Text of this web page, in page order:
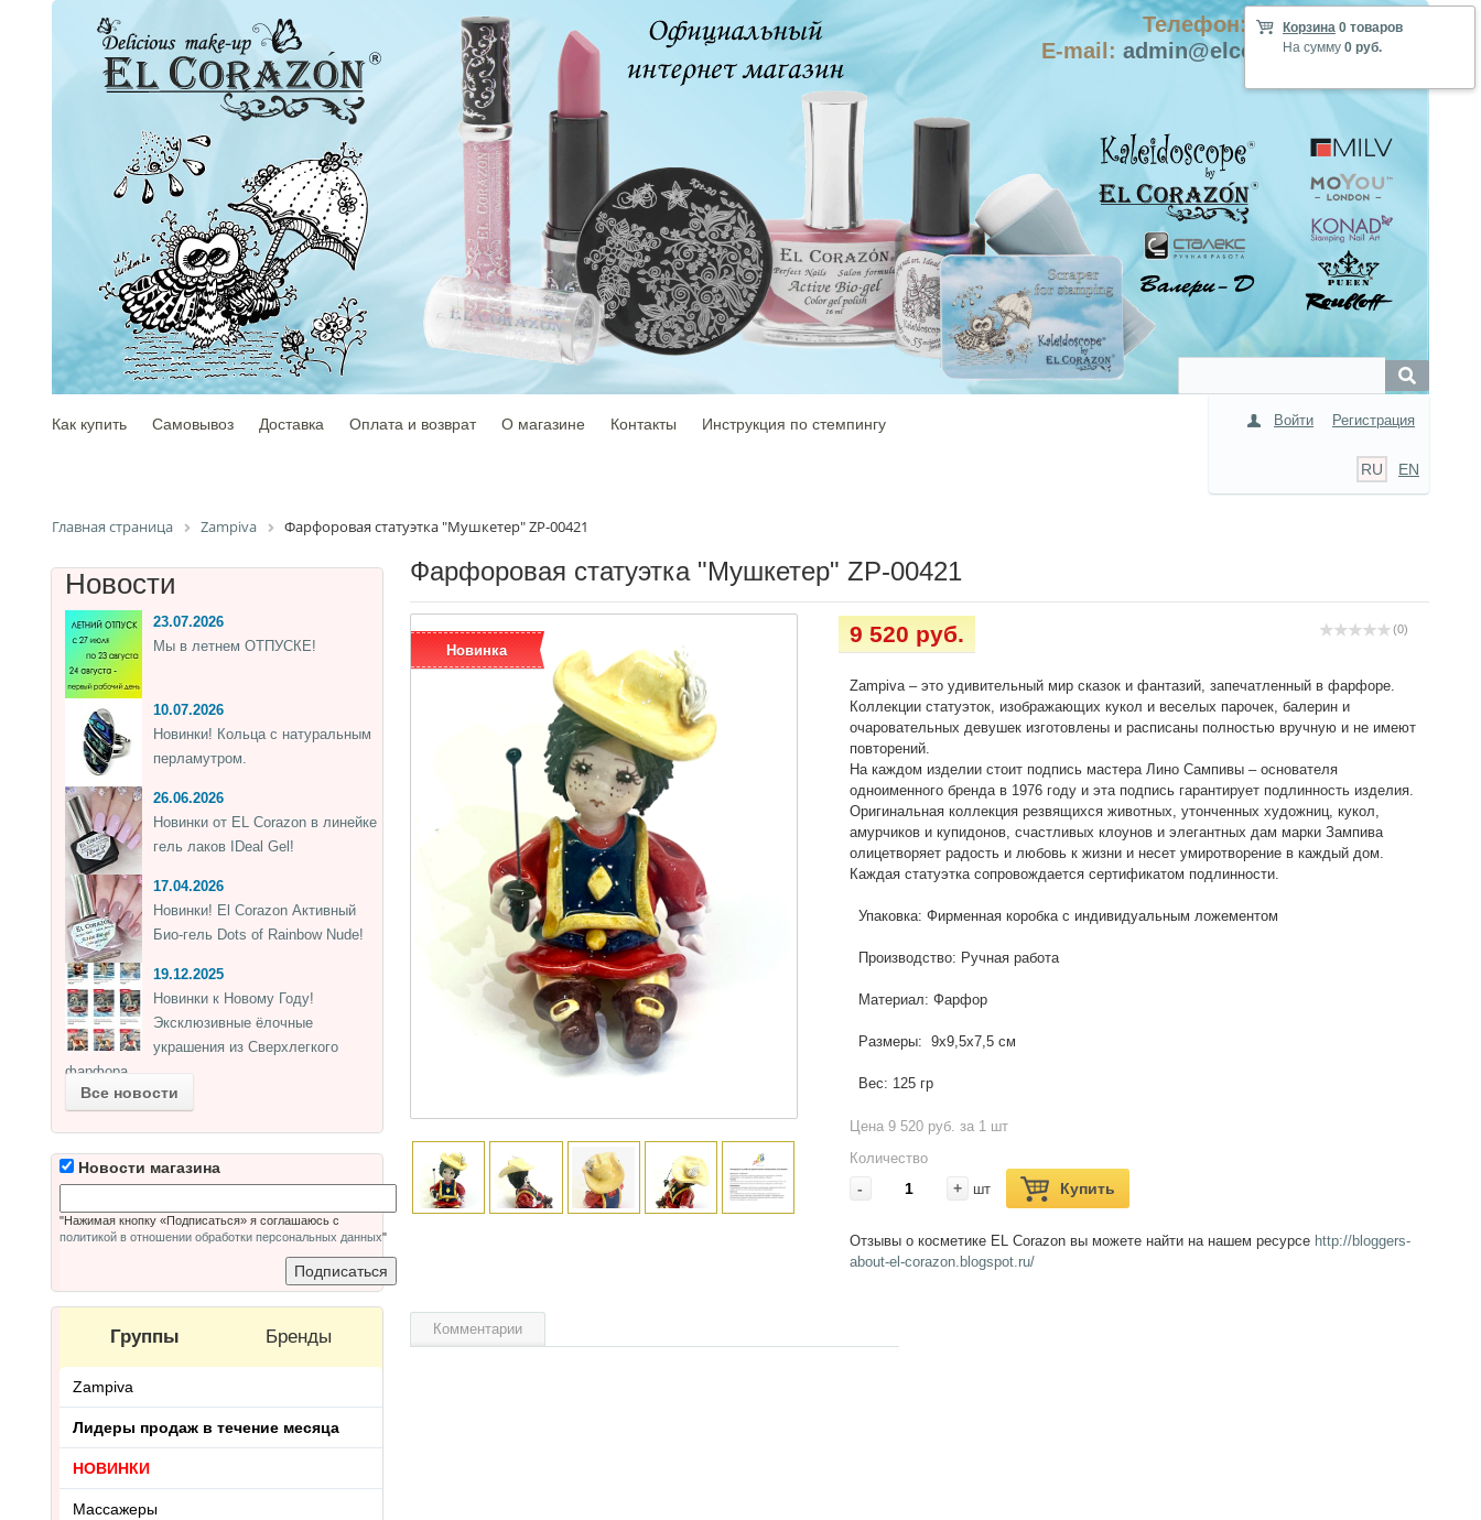
Телефон: +7-915-423-9555
E-mail: admin@elcorazon-shop.com
Корзина 0 товаров
На сумму 0 руб.
Войти Регистрация
RU EN
Как купить Самовывоз Доставка Оплата и возврат О магазине Контакты Инструкция по стемпингу
Главная страница Zampiva Фарфоровая статуэтка "Мушкетер" ZP-00421
Фарфоровая статуэтка "Мушкетер" ZP-00421
Новинка
(0)
9 520 руб.
Zampiva – это удивительный мир сказок и фантазий, запечатленный в фарфоре.
Коллекции статуэток, изображающих кукол и веселых парочек, балерин и
очаровательных девушек изготовлены и расписаны полностью вручную и не имеют
повторений.
На каждом изделии стоит подпись мастера Лино Сампивы – основателя
одноименного бренда в 1976 году и эта подпись гарантирует подлинность изделия.
Оригинальная коллекция резвящихся животных, утонченных художниц, кукол,
амурчиков и купидонов, счастливых клоунов и элегантных дам марки Зампива
олицетворяет радость и любовь к жизни и несет умиротворение в каждый дом.
Каждая статуэтка сопровождается сертификатом подлинности.
Упаковка: Фирменная коробка с индивидуальным ложементом
Производство: Ручная работа
Материал: Фарфор
Размеры: 9х9,5х7,5 см
Вес: 125 гр
Цена 9 520 руб. за 1 шт
Количество
- + шт Купить
Отзывы о косметике EL Corazon вы можете найти на нашем ресурсе http://bloggers-
about-el-corazon.blogspot.ru/
Комментарии
Новости
23.07.2026
Мы в летнем ОТПУСКЕ!
10.07.2026
Новинки! Кольца с натуральным
перламутром.
26.06.2026
Новинки от EL Corazon в линейке
гель лаков IDeal Gel!
17.04.2026
Новинки! El Corazon Активный
Био-гель Dots of Rainbow Nude!
19.12.2025
Новинки к Новому Году!
Эксклюзивные ёлочные
украшения из Сверхлегкого
фарфора.
Все новости
Новости магазина
"Нажимая кнопку «Подписаться» я соглашаюсь с
политикой в отношении обработки персональных данных"
Группы Бренды
Zampiva
Лидеры продаж в течение месяца
НОВИНКИ
Массажеры